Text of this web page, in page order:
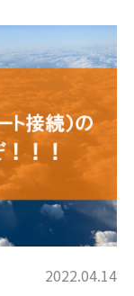
2022.04.14